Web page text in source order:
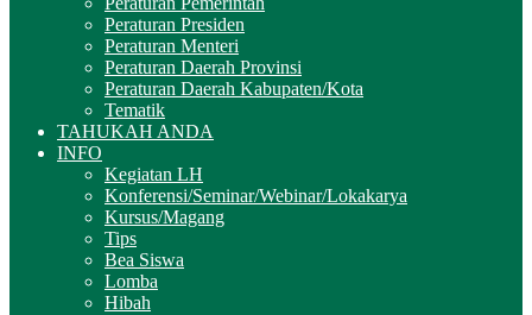
Peraturan Presiden
Peraturan Menteri
Peraturan Daerah Provinsi
Peraturan Daerah Kabupaten/Kota
Tematik
TAHUKAH ANDA
INFO
Kegiatan LH
Konferensi/Seminar/Webinar/Lokakarya
Kursus/Magang
Tips
Bea Siswa
Lomba
Hibah